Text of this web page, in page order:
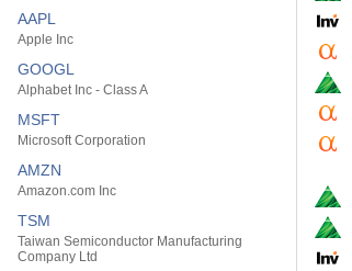
AAPL
Apple Inc
GOOGL
Alphabet Inc - Class A
MSFT
Microsoft Corporation
AMZN
Amazon.com Inc
TSM
Taiwan Semiconductor Manufacturing
Company Ltd